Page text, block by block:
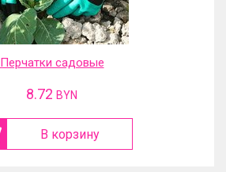
Перчатки садовые
8.72 BYN
В корзину